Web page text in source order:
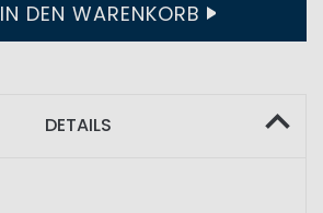
IN DEN WARENKORB
DETAILS